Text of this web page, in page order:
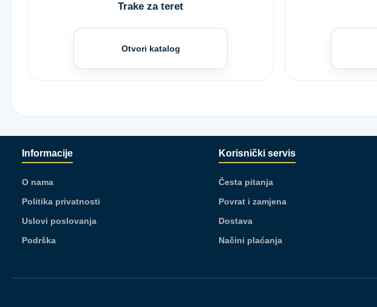
Trake za teret
Otvori katalog
Informacije
O nama
Politika privatnosti
Uslovi poslovanja
Podrška
Korisnički servis
Česta pitanja
Povrat i zamjena
Dostava
Načini plaćanja